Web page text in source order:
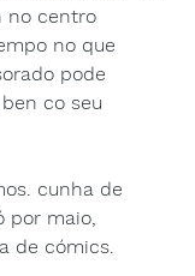
no centro
no que
pode
co seu
cunha de
por maio,
de cómics.